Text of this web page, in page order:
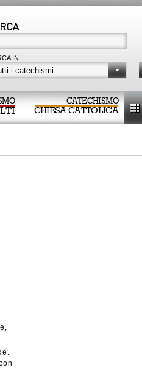
IN:
i catechismi
CATECHISMO
CHIESA CATTOLICA